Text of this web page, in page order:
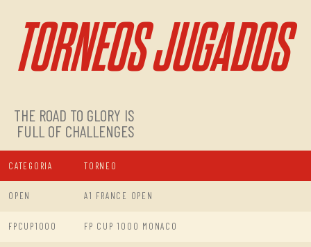
TORNEOS JUGADOS
THE ROAD TO GLORY IS
FULL OF CHALLENGES
CATEGORIA TORNEO
OPEN A1 FRANCE OPEN
FPCUP1000 FP CUP 1000 MONACO